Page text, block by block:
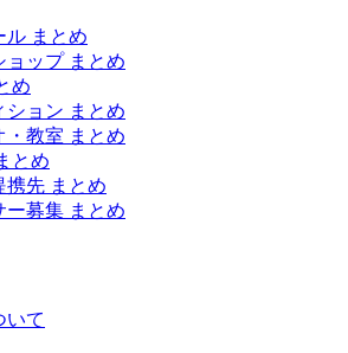
ル まとめ
ョップ まとめ
め
ション まとめ
・教室 まとめ
とめ
携先 まとめ
ー募集 まとめ
いて